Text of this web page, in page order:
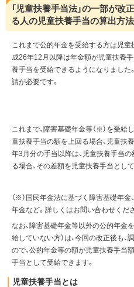
「児童扶養手当法」の一部が改
る人の児童扶養手当の算出方
これまで公的年金を受給する方は児
成26年12月以降は年金額が児童扶養
養手当を受給できるようになりました
請が必要です。
これまで、障害基礎年金等（※）を受給
童扶養手当の額を上回る場合、児童扶
年3月分の手当以降は、児童扶養手当
る場合、その差額を児童扶養手当とし
（※）国民年金法に基づく障害基礎年
年金など。詳しくはお問い合わせくだ
なお、障害基礎年金等以外の公的年金
給していない方）は、今回の改正後も
ので、公的年金等の額が児童扶養手当
手当として受給できます。
児童扶養手当とは